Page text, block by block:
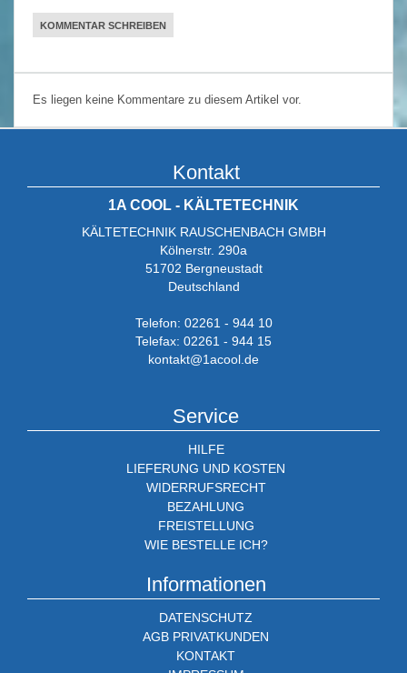
KOMMENTAR SCHREIBEN
Es liegen keine Kommentare zu diesem Artikel vor.
Kontakt
1A COOL - KÄLTETECHNIK
KÄLTETECHNIK RAUSCHENBACH GMBH
Kölnerstr. 290a
51702 Bergneustadt
Deutschland
Telefon: 02261 - 944 10
Telefax: 02261 - 944 15
kontakt@1acool.de
Service
HILFE
LIEFERUNG UND KOSTEN
WIDERRUFSRECHT
BEZAHLUNG
FREISTELLUNG
WIE BESTELLE ICH?
Informationen
DATENSCHUTZ
AGB PRIVATKUNDEN
KONTAKT